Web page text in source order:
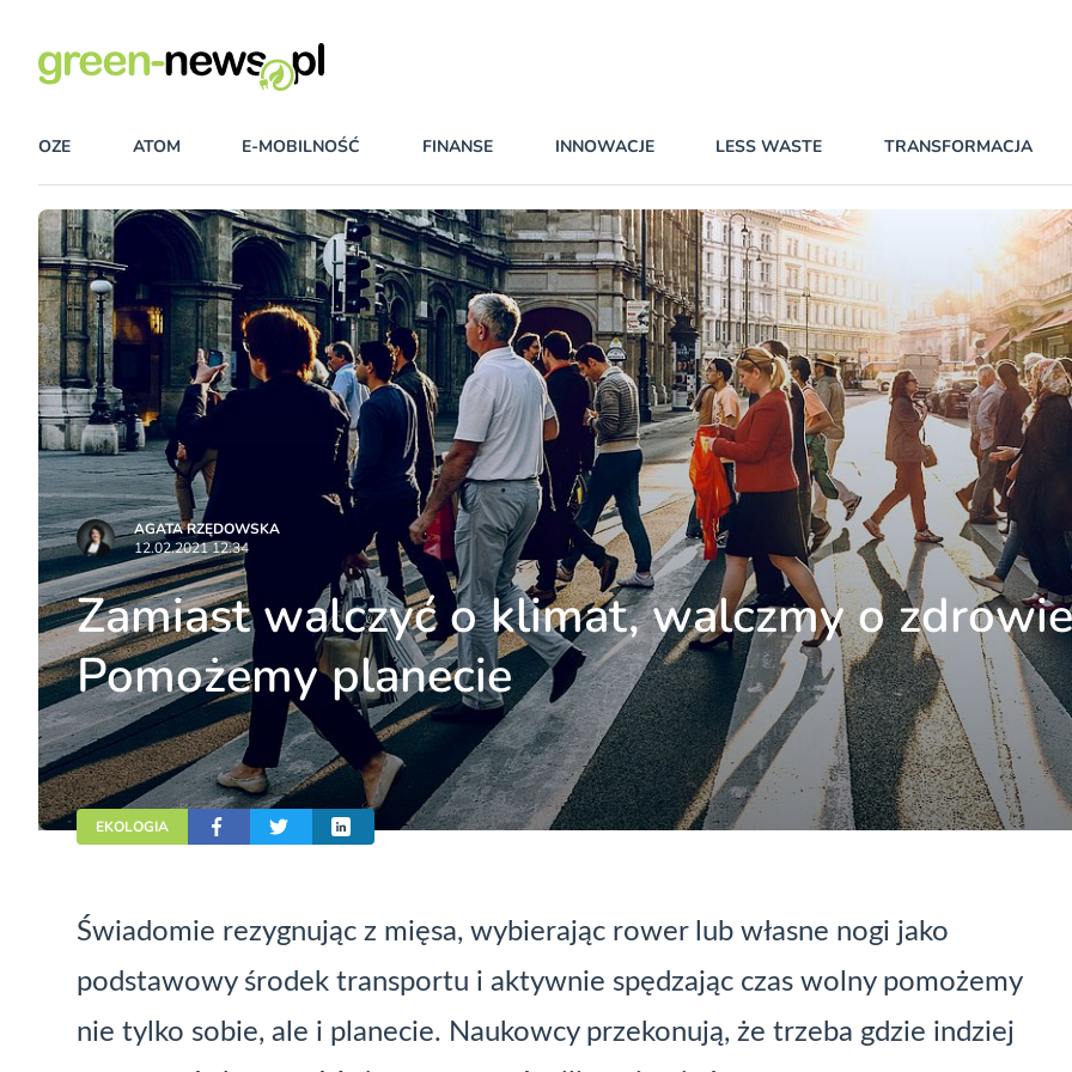
OZE ATOM E-MOBILNOŚĆ FINANSE INNOWACJE LESS WASTE TRANSFORMACJA
AGATA RZĘDOWSKA
12.02.2021 12:34
Zamiast walczyć o klimat, walczmy o
Pomożemy planecie
EKOLOGIA
Świadomie rezygnując z mięsa, wybierając rower lub własne nogi jako
podstawowy środek transportu i aktywnie spędzając czas wolny pomożemy
nie tylko sobie, ale i planecie. Naukowcy przekonują, że trzeba gdzie indziej